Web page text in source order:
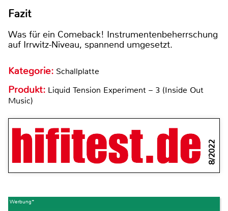
Fazit
Was für ein Comeback! Instrumentenbeherrschung
auf Irrwitz-Niveau, spannend umgesetzt.
Kategorie: Schallplatte
Produkt: Liquid Tension Experiment – 3 (Inside Out
Music)
8/2022
Werbung*